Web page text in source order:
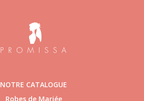
NOTRE CATALOGUE
Robes de Mariée